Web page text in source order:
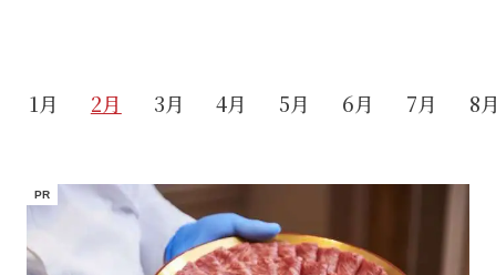
1月 2月 3月 4月 5月 6月 7月 8